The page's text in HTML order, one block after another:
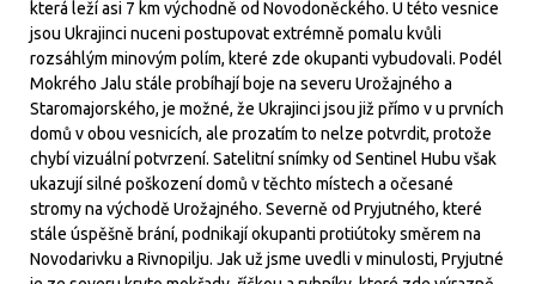
která leží asi 7 km východně od Novodoněckého. U této vesnice
jsou Ukrajinci nuceni postupovat extrémně pomalu kvůli
rozsáhlým minovým polím, které zde okupanti vybudovali. Podél
Mokrého Jalu stále probíhají boje na severu Urožajného a
Staromajorského, je možné, že Ukrajinci jsou již přímo v u prvních
domů v obou vesnicích, ale prozatím to nelze potvrdit, protože
chybí vizuální potvrzení. Satelitní snímky od Sentinel Hubu však
ukazují silné poškození domů v těchto místech a očesané
stromy na východě Urožajného. Severně od Pryjutného, které
stále úspěšně brání, podnikají okupanti protiútoky směrem na
Novodarivku a Rivnopilju. Jak už jsme uvedli v minulosti, Pryjutné